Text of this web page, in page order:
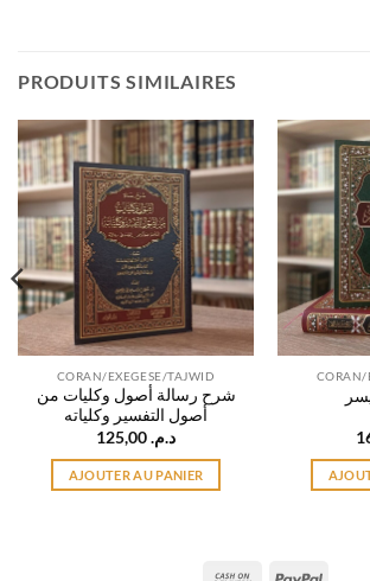
PRODUITS SIMILAIRES
CORAN/EXEGESE/TAJWID
شرح رسالة أصول وكليات من
أصول التفسير وكلياته
د.م.
AJOUTER AU PANIER
CORAN/
Cash PayPal